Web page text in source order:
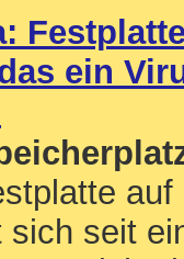
ein
auf
sich seit